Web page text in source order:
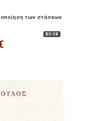
των στάσεων
BOOK